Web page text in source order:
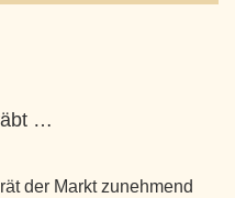
…
der Markt zunehmend